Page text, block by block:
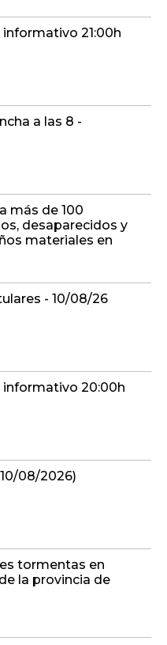
21:00h
a las 8 -
más de 100
desaparecidos y
materiales en
- 10/08/26
20:00h
08/2026)
tormentas en
la provincia de